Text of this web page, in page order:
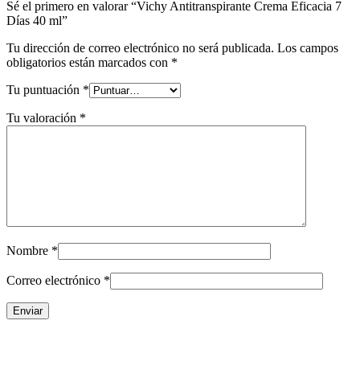
Sé el primero en valorar “Vichy Antitranspirante Crema Eficacia 7
Días 40 ml”
Tu dirección de correo electrónico no será publicada. Los campos
obligatorios están marcados con *
Tu puntuación *
Tu valoración *
Nombre *
Correo electrónico *